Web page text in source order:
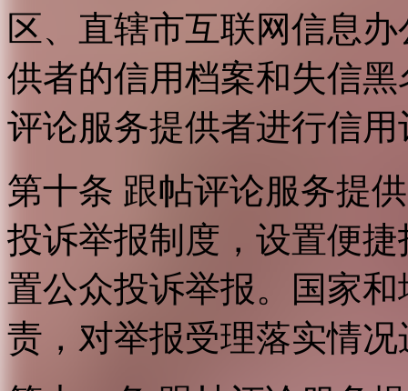
区、直辖市互联网信息
供者的信用档案和失信
评论服务提供者进行信用
第十条 跟帖评论服务提
投诉举报制度，设置便
置公众投诉举报。国家
责，对举报受理落实情